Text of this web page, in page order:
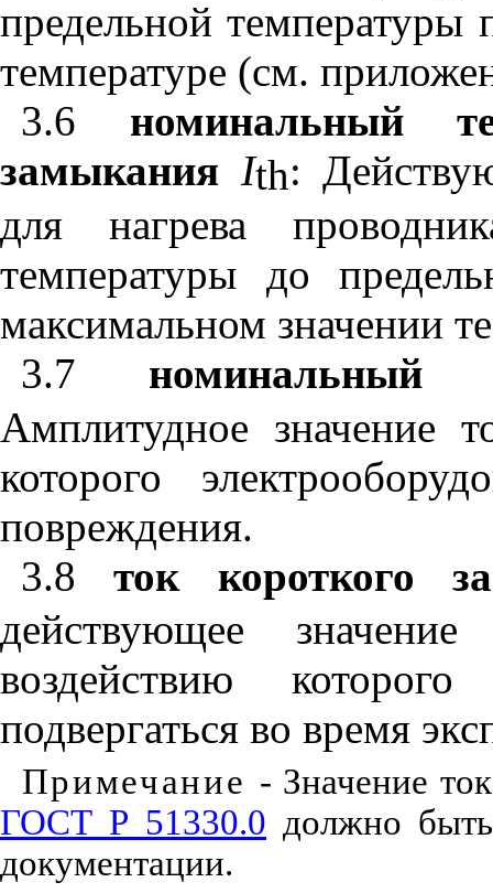
предельной
температуре (см.
3.6 номинальный
замыкания Ith:
для нагрева
температуры до
максимальном значении
3.7
Амплитудное значение
которого
повреждения.
3.8 ток короткого
действующее
воздействию которого
подвергаться во время
Примечание - Значение
ГОСТ Р 51330.0 должно
документации.